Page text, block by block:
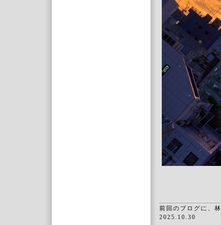
前回のブログに、
2025.10.30